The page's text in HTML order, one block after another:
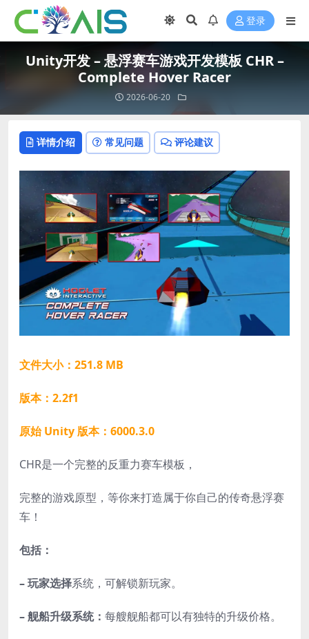
登录
Unity开发 – 悬浮赛车游戏开发模板 CHR –
Complete Hover Racer
2026-06-20
详情介绍 常见问题 评论建议
文件大小：251.8 MB
版本：2.2f1
原始 Unity 版本：6000.3.0
CHR是一个完整的反重力赛车模板，
完整的游戏原型，等你来打造属于你自己的传奇悬浮赛
车！
包括：
– 玩家选择系统，可解锁新玩家。
– 舰船升级系统： 每艘舰船都可以有独特的升级价格。